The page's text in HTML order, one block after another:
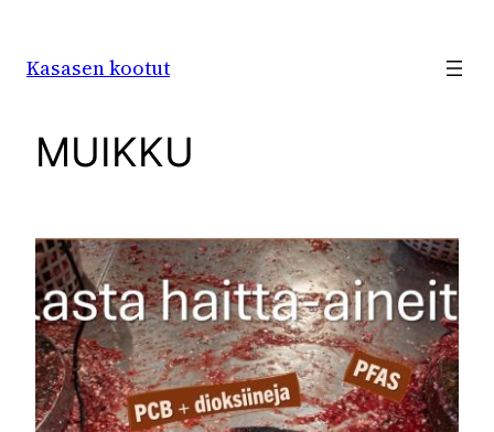
Kasasen kootut
MUIKKU